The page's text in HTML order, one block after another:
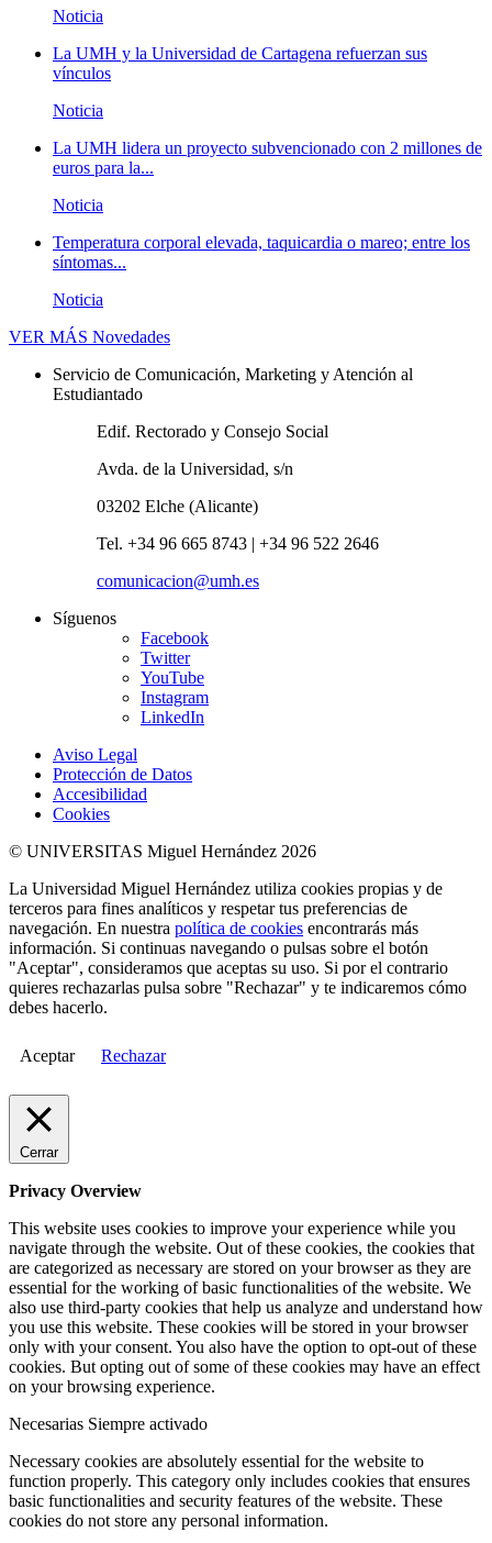
Noticia
La UMH y la Universidad de Cartagena refuerzan sus
vínculos
Noticia
La UMH lidera un proyecto subvencionado con 2 millones de
euros para la...
Noticia
Temperatura corporal elevada, taquicardia o mareo; entre los
síntomas...
Noticia
VER MÁS Novedades
Servicio de Comunicación, Marketing y Atención al
Estudiantado
Edif. Rectorado y Consejo Social
Avda. de la Universidad, s/n
03202 Elche (Alicante)
Tel. +34 96 665 8743 | +34 96 522 2646
comunicacion@umh.es
Síguenos
Facebook
Twitter
YouTube
Instagram
LinkedIn
Aviso Legal
Protección de Datos
Accesibilidad
Cookies
© UNIVERSITAS Miguel Hernández 2026
La Universidad Miguel Hernández utiliza cookies propias y de
terceros para fines analíticos y respetar tus preferencias de
navegación. En nuestra política de cookies encontrarás más
información. Si continuas navegando o pulsas sobre el botón
"Aceptar", consideramos que aceptas su uso. Si por el contrario
quieres rechazarlas pulsa sobre "Rechazar" y te indicaremos cómo
debes hacerlo.
Aceptar Rechazar
Cerrar
Privacy Overview
This website uses cookies to improve your experience while you
navigate through the website. Out of these cookies, the cookies that
are categorized as necessary are stored on your browser as they are
essential for the working of basic functionalities of the website. We
also use third-party cookies that help us analyze and understand how
you use this website. These cookies will be stored in your browser
only with your consent. You also have the option to opt-out of these
cookies. But opting out of some of these cookies may have an effect
on your browsing experience.
Necesarias Siempre activado
Necessary cookies are absolutely essential for the website to
function properly. This category only includes cookies that ensures
basic functionalities and security features of the website. These
cookies do not store any personal information.